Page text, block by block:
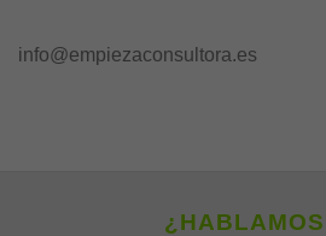
info@empiezaconsultora.es